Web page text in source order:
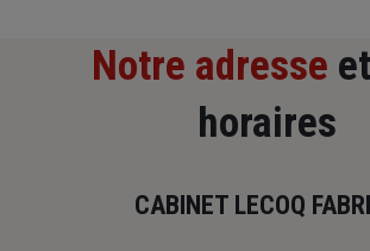
Notre adresse
horaires
CABINET LECOQ